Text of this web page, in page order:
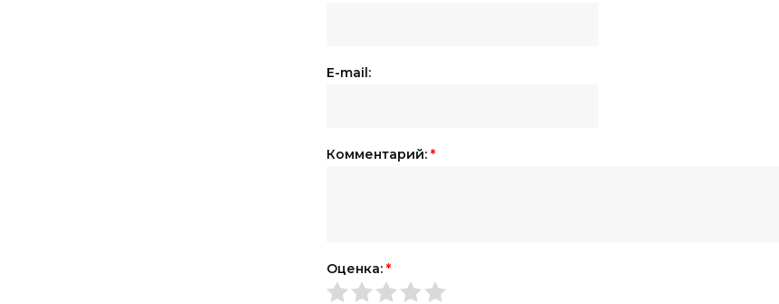
E-mail:
Комментарий: *
Оценка: *